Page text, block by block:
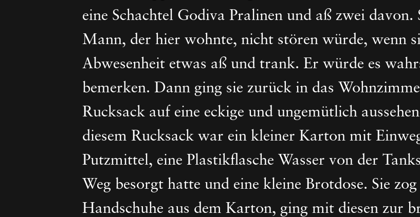
eine Schachtel Godiva Pralinen und aß zwei davon.
Mann, der hier wohnte, nicht stören würde, wenn
Abwesenheit etwas aß und trank. Er würde es
bemerken. Dann ging sie zurück in das
Rucksack auf eine eckige und ungemütlich
diesem Rucksack war ein kleiner Karton mit
Putzmittel, eine Plastikflasche Wasser von der
Weg besorgt hatte und eine kleine Brotdose. Sie
Handschuhe aus dem Karton, ging mit diesen zur